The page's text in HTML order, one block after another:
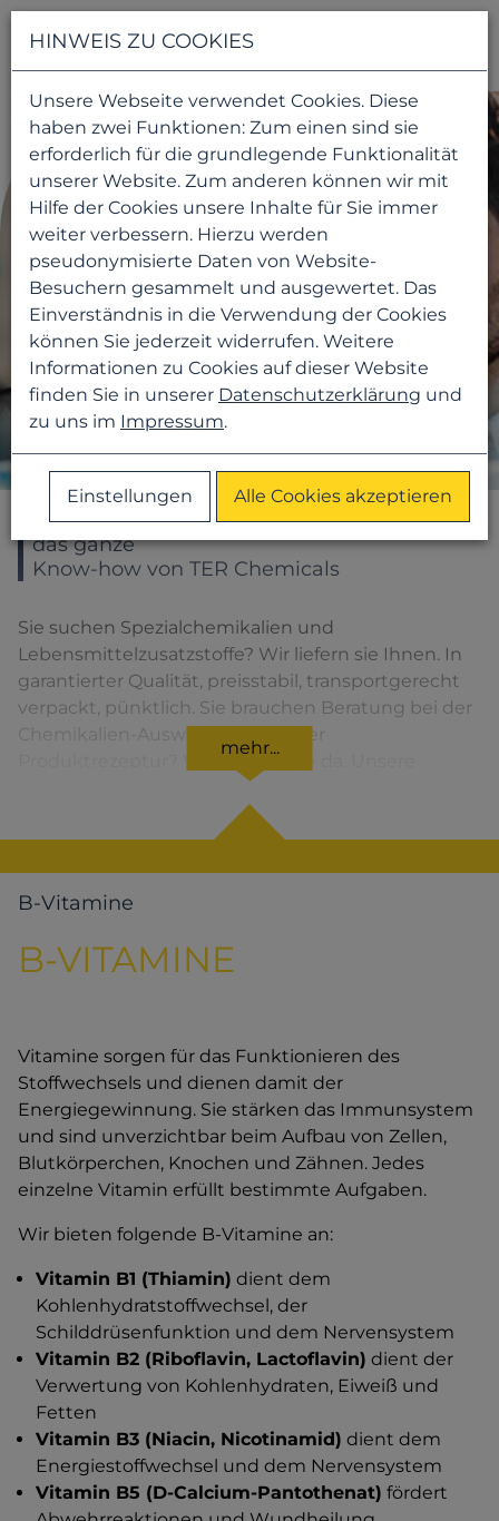
Sie wählen ein Produkt – Sie bekommen
das ganze
Know-how von TER Chemicals
Sie suchen Spezialchemikalien und
Lebensmittelzusatzstoffe? Wir liefern sie Ihnen. In
garantierter Qualität, preisstabil, transportgerecht
verpackt, pünktlich. Sie brauchen Beratung bei der
Chemikalien-Auswahl oder bei der
Lösungen für den jeweiligen Produktbereich
finden Sie, wenn Sie das entsprechende Symbol
anklicken.
mehr...
B-Vitamine
B-VITAMINE
Vitamine sorgen für das Funktionieren des
Stoffwechsels und dienen damit der
Energiegewinnung. Sie stärken das Immunsystem
und sind unverzichtbar beim Aufbau von Zellen,
Blutkörperchen, Knochen und Zähnen. Jedes
einzelne Vitamin erfüllt bestimmte Aufgaben.
Wir bieten folgende B-Vitamine an:
Vitamin B1 (Thiamin) dient dem
Kohlenhydratstoffwechsel, der
Schilddrüsenfunktion und dem Nervensystem
Vitamin B2 (Riboflavin, Lactoflavin) dient der
Verwertung von Kohlenhydraten, Eiweiß und
Fetten
Vitamin B3 (Niacin, Nicotinamid) dient dem
Energiestoffwechsel und dem Nervensystem
Vitamin B5 (D-Calcium-Pantothenat) fördert
HINWEIS ZU COOKIES
Unsere Webseite verwendet Cookies. Diese
haben zwei Funktionen: Zum einen sind sie
erforderlich für die grundlegende Funktionalität
unserer Website. Zum anderen können wir mit
Hilfe der Cookies unsere Inhalte für Sie immer
weiter verbessern. Hierzu werden
pseudonymisierte Daten von Website-
Besuchern gesammelt und ausgewertet. Das
Einverständnis in die Verwendung der Cookies
können Sie jederzeit widerrufen. Weitere
Informationen zu Cookies auf dieser Website
finden Sie in unserer Datenschutzerklärung und
zu uns im Impressum.
Einstellungen Alle Cookies akzeptieren